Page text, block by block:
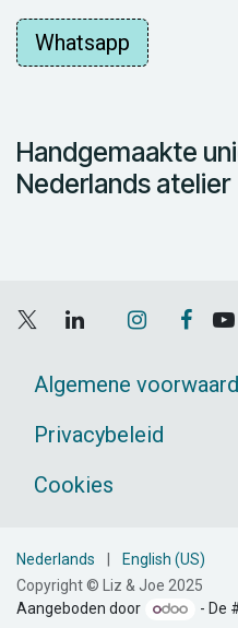
Whatsapp
Handgemaakte
Nederlands atelier
Algemene
Privacybeleid
Cookies
Copyright © Liz & Joe 2025
Nederlands English (US)
Aangeboden door - De